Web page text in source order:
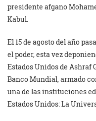
presidente afgano
Kabul.
El 15 de agosto del año
el poder, esta vez
Estados Unidos de
Banco Mundial, armado
una de las instituciones
Estados Unidos: La